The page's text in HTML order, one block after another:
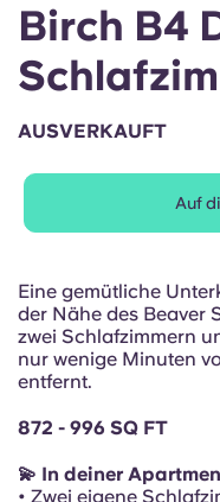
Anmelden
Birch B4
AUSVERKAUFT
Auf
Eine gemütliche
der Nähe des Beaver
zwei Schlafzimmern
nur wenige Minuten
entfernt.
872 - 996 SQ FT
💫 In deiner
• Zwei eigene